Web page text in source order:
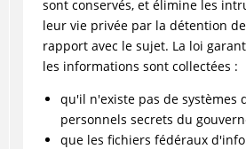
sont conservés, et élimine les
leur vie privée par la détention
rapport avec le sujet. La loi
les informations sont collectées :
qu'il n'existe pas de systèmes
personnels secrets du
que les fichiers fédéraux